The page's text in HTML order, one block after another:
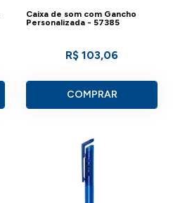
Caixa de som com Gancho
Personalizada - 57385
R$ 103,06
COMPRAR